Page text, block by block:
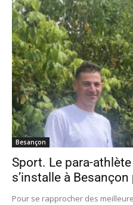
Besançon
Sport. Le para-
s’installe à
Pour se rapprocher des